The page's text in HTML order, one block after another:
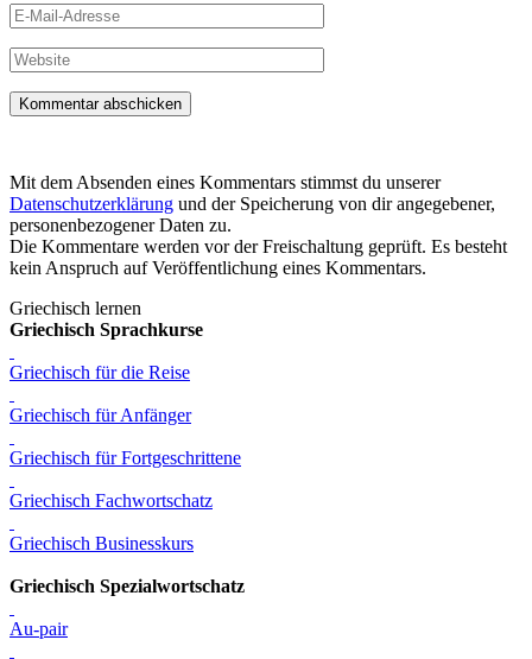
E-
Mail-
Adresse
Website
Mit dem Absenden eines Kommentars stimmst du unserer
Datenschutzerklärung und der Speicherung von dir angegebener,
personenbezogener Daten zu.
Die Kommentare werden vor der Freischaltung geprüft. Es besteht
kein Anspruch auf Veröffentlichung eines Kommentars.
Griechisch lernen
Griechisch Sprachkurse
Griechisch für die Reise
Griechisch für Anfänger
Griechisch für Fortgeschrittene
Griechisch Fachwortschatz
Griechisch Businesskurs
Griechisch Spezialwortschatz
Au-pair